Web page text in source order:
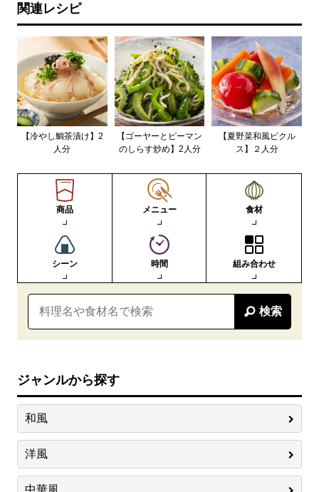
関連レシピ
【冷やし鯛茶漬け】2
人分
【ゴーヤーとピーマン
のしらす炒め】2人分
【夏野菜和風ピクル
ス】２人分
商品 メニュー 食材
シーン 時間 組み合わせ
検索
ジャンルから探す
和風
洋風